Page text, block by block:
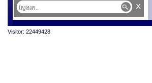
x
Visitor: 22449428